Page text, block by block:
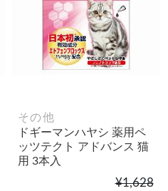
その他
ドギーマンハヤシ 薬用ペ
ッツテクト アドバンス 猫
用 3本入
¥1,628